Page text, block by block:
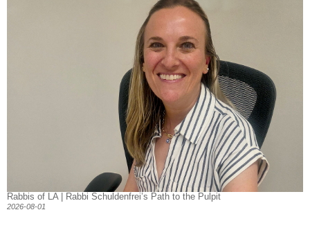
Rabbis of LA | Rabbi Schuldenfrei’s Path to the Pulpit
2026-08-01